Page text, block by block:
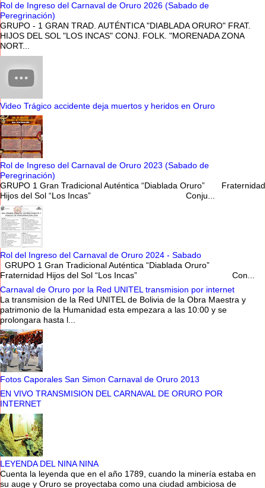
Rol de Ingreso del Carnaval de Oruro 2026 (Sabado de
Peregrinación)
GRUPO - 1 GRAN TRAD. AUTÉNTICA "DIABLADA ORURO" FRAT.
HIJOS DEL SOL "LOS INCAS" CONJ. FOLK. "MORENADA ZONA
NORT...
Video Trágico accidente deja muertos y heridos en Oruro
Rol de Ingreso del Carnaval de Oruro 2023 (Sabado de
Peregrinación)
GRUPO 1 Gran Tradicional Auténtica “Diablada Oruro” Fraternidad
Hijos del Sol “Los Incas” Conju...
Rol del Ingreso del Carnaval de Oruro 2024 - Sabado
GRUPO 1 Gran Tradicional Auténtica “Diablada Oruro”
Fraternidad Hijos del Sol “Los Incas” Con...
Carnaval de Oruro por la Red UNITEL transmision por internet
La transmision de la Red UNITEL de Bolivia de la Obra Maestra y
patrimonio de la Humanidad esta empezara a las 10:00 y se
prolongara hasta l...
Fotos Caporales San Simon Carnaval de Oruro 2013
EN VIVO TRANSMISION DEL CARNAVAL DE ORURO POR
INTERNET
LEYENDA DEL NINA NINA
Cuenta la leyenda que en el año 1789, cuando la minería estaba en
su auge y Oruro se proyectaba como una ciudad ambiciosa de